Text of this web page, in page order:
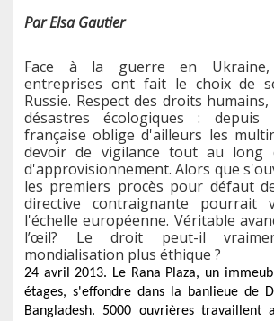
Par Elsa Gautier
Face à la guerre en Ukraine,
entreprises ont fait le choix de
Russie. Respect des droits
désastres écologiques :
française oblige d'ailleurs les
devoir de vigilance tout au long
d'approvisionnement. Alors que
les premiers procès pour défaut
directive contraignante
l'échelle européenne. Véritable
l’œil? Le droit peut-il
mondialisation plus éthique ?
24 avril 2013. Le Rana Plaza, un
étages, s'effondre dans la banlieue de
Bangladesh. 5000 ouvrières travaillent